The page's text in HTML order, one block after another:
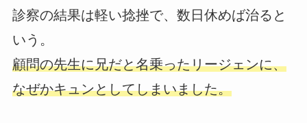
診察の結果は軽い捻挫で、数日休めば治ると
いう。
顧問の先生に兄だと名乗ったリージェンに、
なぜかキュンとしてしまいました。